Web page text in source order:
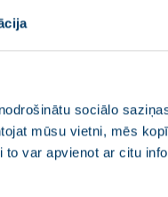
sociālo
mūsu vietni, mēs
var apvienot ar citu
sevi kā ietekmīgu
atbildību sadarbību
skaidri parāda
ir viena no prioritātēm
labas izredzes pēc
periodu mūsu valsts